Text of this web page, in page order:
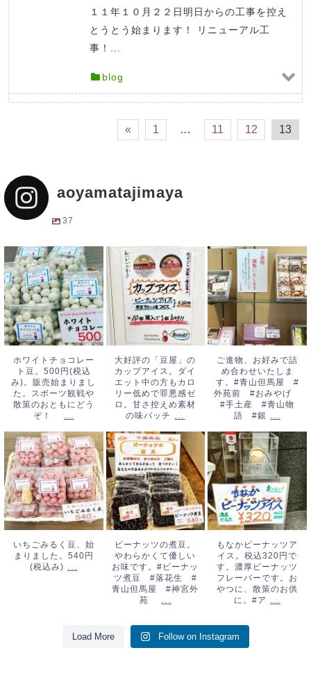
１１年１０月２２日明日からの工事を控え
とうとう始まります！ リニューアル工
事！...
blog
« 1 … 11 12 13
aoyamatajimaya
37
ホワイトチョコレ
ート豆。500円
(税込み)。販売始
まりました。スポ
ーツ観戦や散策の
ぞ！ ...
ホワイトチョコレー
ト豆。500円(税込
み)。販売始まりまし
た。スポーツ観戦や
散策のおともにどう
ぞ！
大好評の「豆屋」
のカップアイス。
ダイエット中の方
もカロリー低めで
罪悪感ゼロ。甘さ
控えめ素材の味バ
ッチ...
大好評の「豆屋」の
カップアイス。ダイ
エット中の方もカロ
リー低めで罪悪感ゼ
ロ。甘さ控えめ素材
の味バッチ
ご進物、お好みで
詰め合わせいたし
ます。#青山但馬
屋 #外苑前 #
おみやげ #手土
産 #青山物語
#銀...
ご進物、お好みで詰
め合わせいたしま
す。#青山但馬屋 #
外苑前 #おみやげ
#手土産 #青山物
語 #銀
いちごみるく豆、
始まりました。
540円(税込み)...
いちごみるく豆、始
まりました。540円
(税込み) ...
ピーナッツの煮
豆。やわらかくて
優しいお味です。
#ピーナッツ煮
豆 #落花生 #
青山但馬屋 #神
宮外苑...
ピーナッツの煮豆。
やわらかくて優しい
お味です。#ピーナッ
ツ煮豆 #落花生 #
青山但馬屋 #神宮外
苑
...
もなかピーナッツ
アイス。税込320
円です。濃厚ピー
ナッツフレーバー
です。おやつに、
散策のお供に。#
ア ...
もなかピーナッツア
イス。税込320円で
す。濃厚ピーナッツ
フレーバーです。お
やつに、散策のお供
に。#ア ...
Load More Follow on Instagram